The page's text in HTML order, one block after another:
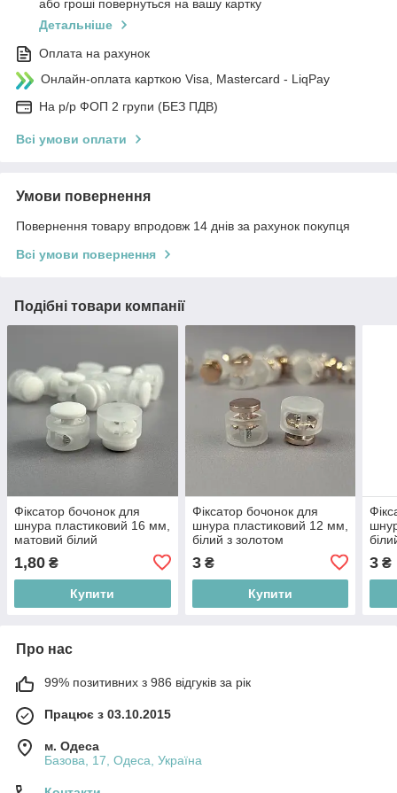
або гроші повернуться на вашу картку
Детальніше
Оплата на рахунок
Онлайн-оплата карткою Visa, Mastercard - LiqPay
На р/р ФОП 2 групи (БЕЗ ПДВ)
Всі умови оплати
Умови повернення
Повернення товару впродовж 14 днів за рахунок покупця
Всі умови повернення
Подібні товари компанії
Фіксатор бочонок для
шнура пластиковий 16 мм,
матовий білий
1,80 ₴
Купити
Фіксатор бочонок для
шнура пластиковий 12 мм,
білий з золотом
3₴
Купити
3 ₴
Про нас
99% позитивних з 986 відгуків за рік
Працює з 03.10.2015
м. Одеса
Базова, 17, Одеса, Україна